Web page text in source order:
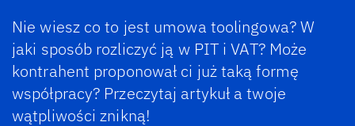
Nie wiesz co to jest umowa toolingowa? W
jaki sposób rozliczyć ją w PIT i VAT? Może
kontrahent proponował ci już taką formę
współpracy? Przeczytaj artykuł a twoje
wątpliwości znikną!